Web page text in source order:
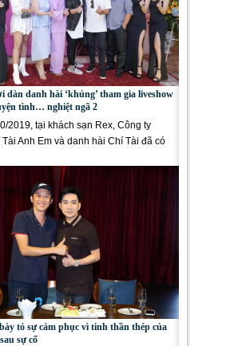
dàn danh hài ‘khủng’ tham gia liveshow
tình… nghiệt ngã 2
2019, tại khách sạn Rex, Công ty
Anh Em và danh hài Chí Tài đã có
tỏ sự cảm phục vì tinh thần thép của
sự cố